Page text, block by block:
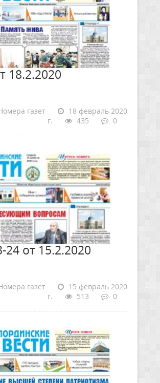
18.2.2020
газет
18 февраль 2020
г.
435 0
от 15.2.2020
газет
15 февраль 2020
г.
513 0